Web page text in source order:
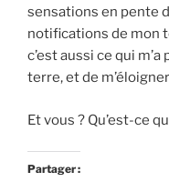
sensations en pente
notifications de mon
c’est aussi ce qui
terre, et de
Et vous ? Qu’est-ce
Partager :